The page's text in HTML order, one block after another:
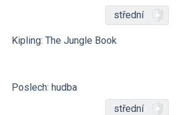
střední
Kipling: The Jungle Book
Poslech: hudba
střední